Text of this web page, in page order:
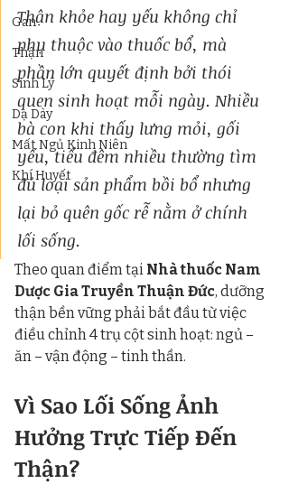
Gan
Thận
Sinh Lý
Dạ Dày
Mất Ngủ Kinh Niên
Khí Huyết
Thận khỏe hay yếu không chỉ
phụ thuộc vào thuốc bổ, mà
phần lớn quyết định bởi thói
quen sinh hoạt mỗi ngày. Nhiều
bà con khi thấy lưng mỏi, gối
yếu, tiểu đêm nhiều thường tìm
đủ loại sản phẩm bồi bổ nhưng
lại bỏ quên gốc rễ nằm ở chính
lối sống.
Theo quan điểm tại Nhà thuốc Nam
Dược Gia Truyền Thuận Đức, dưỡng
thận bền vững phải bắt đầu từ việc
điều chỉnh 4 trụ cột sinh hoạt: ngủ –
ăn – vận động – tinh thần.
Vì Sao Lối Sống Ảnh
Hưởng Trực Tiếp Đến
Thận?